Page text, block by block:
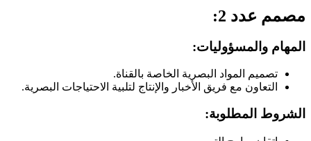
مصمم عدد 2:
المهام والمسؤوليات:
تصميم المواد البصرية الخاصة بالقناة.
التعاون مع فريق الأخبار والإنتاج لتلبية الاحتياجات البصرية.
الشروط المطلوبة: